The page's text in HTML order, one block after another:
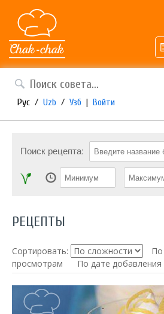
Рус / Uzb / Узб | Войти
Поиск рецепта:
РЕЦЕПТЫ
Сортировать: По
просмотрам
По дате добавления